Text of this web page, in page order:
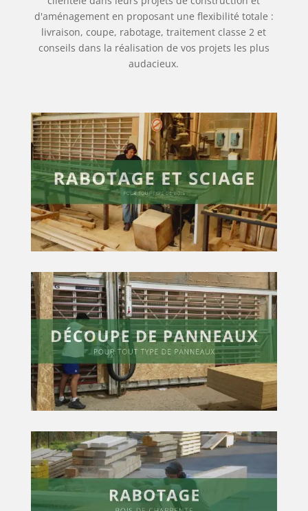
d'aménagement en proposant une flexibilité totale :
livraison, coupe, rabotage, traitement classe 2 et
conseils dans la réalisation de vos projets les plus
audacieux.